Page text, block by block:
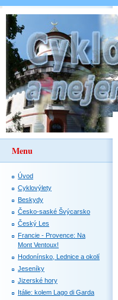
Menu
Úvod
Cyklovýlety
Beskydy
Česko-saské Švýcarsko
Český Les
Francie - Provence: Na
Mont Ventoux!
Hodonínsko, Lednice a okolí
Jeseníky
Jizerské hory
Itálie: kolem Lago di Garda